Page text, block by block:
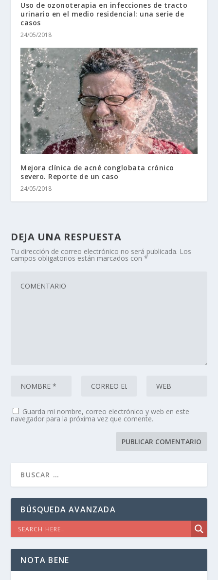
Uso de ozonoterapia en infecciones de tracto
urinario en el medio residencial: una serie de
casos
24/05/2018
Mejora clínica de acné conglobata crónico
severo. Reporte de un caso
24/05/2018
DEJA UNA RESPUESTA
Tu dirección de correo electrónico no será publicada. Los
campos obligatorios están marcados con*
Guarda mi nombre, correo electrónico y web en este
navegador para la próxima vez que comente.
BÚSQUEDA AVANZADA
NOTA BENE